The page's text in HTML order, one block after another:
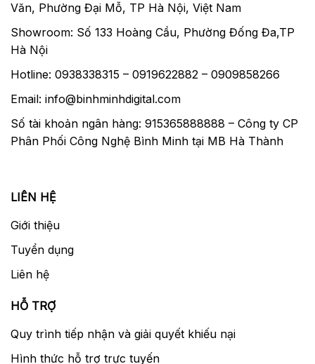
Văn, Phường Đại Mỗ, TP Hà Nội, Việt Nam
Showroom: Số 133 Hoàng Cầu, Phường Đống Đa,TP
Hà Nội
Hotline: 0938338315 – 0919622882 – 0909858266
Email: info@binhminhdigital.com
Số tài khoản ngân hàng: 915365888888 – Công ty CP
Phân Phối Công Nghệ Bình Minh tại MB Hà Thành
LIÊN HỆ
Giới thiệu
Tuyển dụng
Liên hệ
HỖ TRỢ
Quy trình tiếp nhận và giải quyết khiếu nại
Hình thức hỗ trợ trực tuyến